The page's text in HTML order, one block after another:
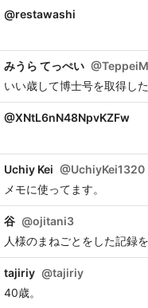
@restawashi
みうら てっぺい @
いい歳して博士号を取得し
@XNtL6nN48NpvKZFw
Uchiy Kei @UchiyKei1320
メモに使ってます。
谷 @ojitani3
人様のまねごとをした記録
tajiriy @tajiriy
40歳。